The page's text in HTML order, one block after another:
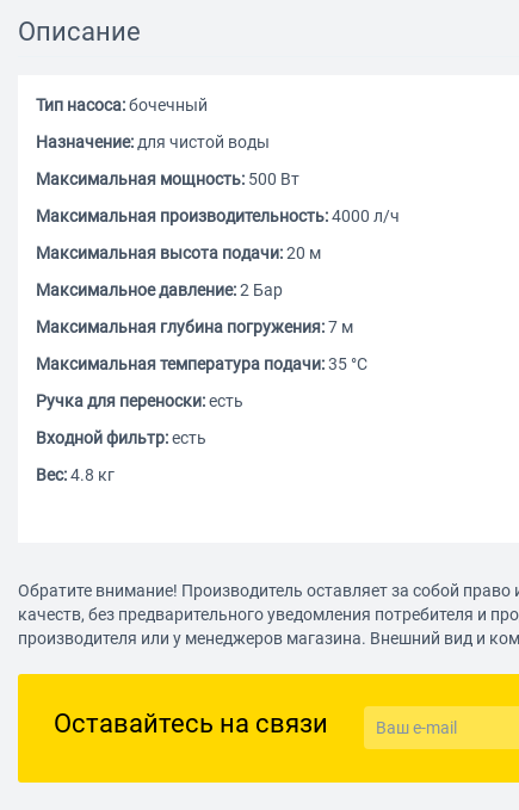
Описание
Тип насоса:бочечный
Назначение: для чистой воды
Максимальная мощность: 500 Вт
Максимальная производительность:4000 л/ч
Максимальная высота подачи:20 м
Максимальное давление:2 Бар
Максимальная глубина погружения:7 м
Максимальная температура подачи:35 °С
Ручка для переноски:есть
Входной фильтр:есть
Вес:4.8 кг
Обратите внимание! Производитель оставляет за собой
качеств, без предварительного уведомления потребителя и
производителя или у менеджеров магазина. Внешний вид и
Оставайтесь на связи